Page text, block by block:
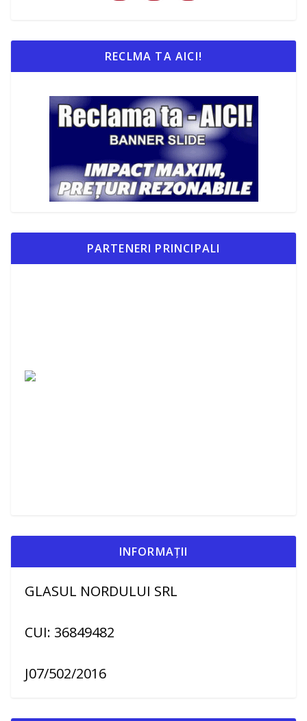
RECLMA TA AICI!
PARTENERI PRINCIPALI
INFORMAȚII
GLASUL NORDULUI SRL
CUI: 36849482
J07/502/2016